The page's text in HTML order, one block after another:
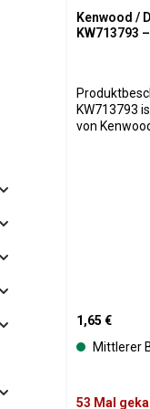
Kenwood /
KW713793
Produktbeschreibung:
KW713793
von
wiederherzustellen.
Sie vor dem
Gerätemodell.
eine
Regulärer
1,65 €
Mittlerer
53 Mal